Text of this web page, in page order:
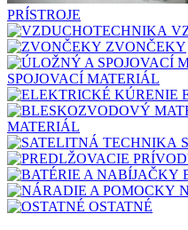
PRÍSTROJE
ZVONČEKY
SPOJOVACÍ MATERIÁL
MATERIÁL
OSTATNÉ